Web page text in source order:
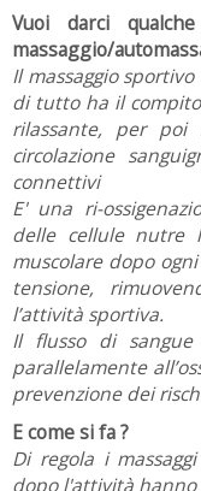
Vuoi darci
massaggio/
Il massaggio
di tutto ha il
rilassante, per
circolazione
connettivi
E' una ri-
delle cellule nutre
muscolare dopo
tensione,
l’attività sportiva.
Il flusso di
parallelamente
prevenzione dei
E come si fa ?
Di regola i
dopo l'attività